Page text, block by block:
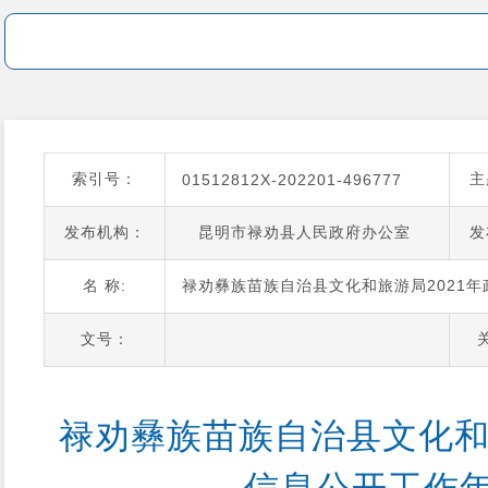
索引号： 01512812X-202201-496777
发布机构： 昆明市禄劝县人民政府办公室
名 称: 禄劝彝族苗族自治县文化和旅游局2021
文号：
禄劝彝族苗族自治县文化